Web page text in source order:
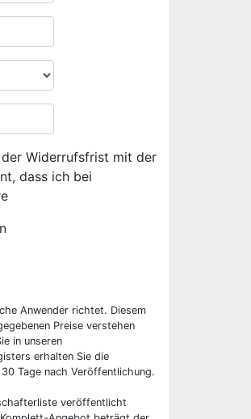
Widerrufsfrist mit der
dass ich bei
Anwender richtet. Diesem
Preise verstehen
in unseren
erhalten Sie die
Tage nach Veröffentlichung.
veröffentlicht